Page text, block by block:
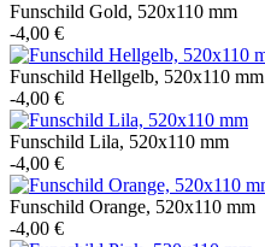
Funschild Gold, 520x110 mm
-4,00 €
Funschild Hellgelb, 520x110 mm
-4,00 €
Funschild Lila, 520x110 mm
-4,00 €
Funschild Orange, 520x110 mm
-4,00 €